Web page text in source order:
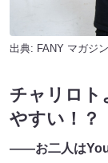
出典: FANY マガジン
チャリロト
やすい！？
――お二人は